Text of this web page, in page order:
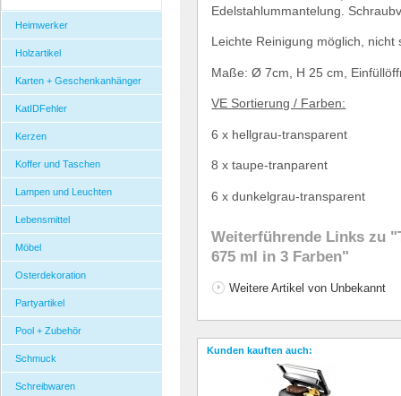
Heimwerker
Holzartikel
Karten + Geschenkanhänger
KatIDFehler
Kerzen
Koffer und Taschen
Lampen und Leuchten
Lebensmittel
Möbel
Osterdekoration
Partyartikel
Pool + Zubehör
Schmuck
Schreibwaren
Edelstahlummantelung.
Leichte Reinigung möglich, nicht
Maße:Ø 7cm, H 25 cm, Einfüllö
VE Sortierung / Farben:
6 x hellgrau-transparent
8 x taupe-tranparent
6 x dunkelgrau-transparent
Weiterführende Links zu
675 ml in 3 Farben"
Weitere Artikel von Unbekannt
Kunden kauften auch: